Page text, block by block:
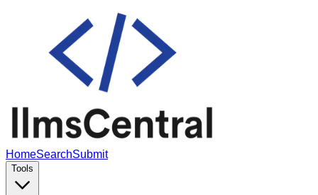
HomeSearchSubmit
Tools